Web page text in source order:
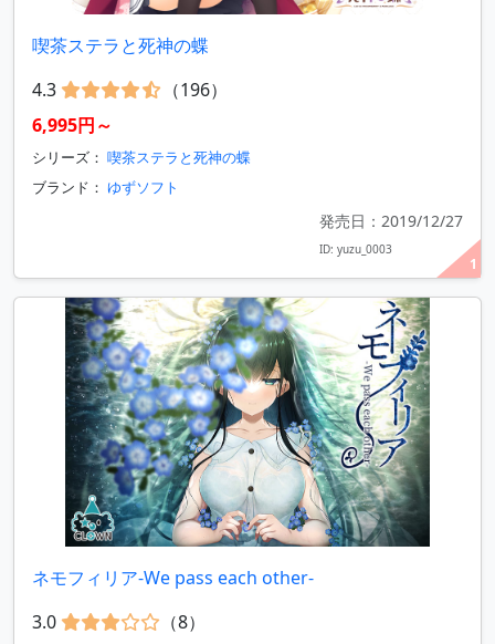
1
喫茶ステラと死神の蝶
4.3
（196）
6,995円～
シリーズ： 喫茶ステラと死神の蝶
ブランド： ゆずソフト
発売日：2019/12/27
ID: yuzu_0003
ネモフィリア-We pass each other-
3.0
（8）